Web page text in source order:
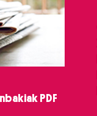
PDF